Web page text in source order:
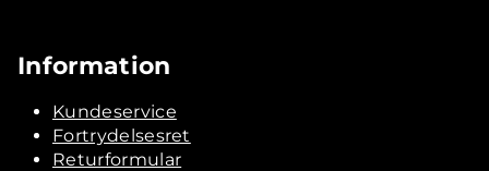
Information
Kundeservice
Fortrydelsesret
Returformular